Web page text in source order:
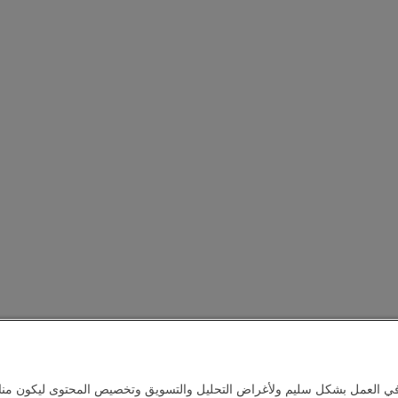
العمل بشكل سليم ولأغراض التحليل والتسويق وتخصيص المحتوى ليكون